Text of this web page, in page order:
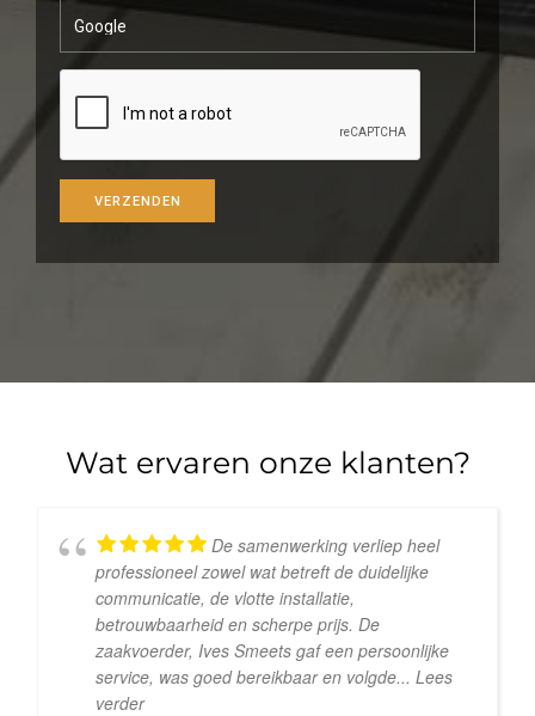
Wat ervaren onze klanten?
De samenwerking verliep heel
professioneel zowel wat betreft de duidelijke
communicatie, de vlotte installatie,
betrouwbaarheid en scherpe prijs. De
zaakvoerder, Ives Smeets gaf een persoonlijke
service, was goed bereikbaar en volgde... Lees
verder